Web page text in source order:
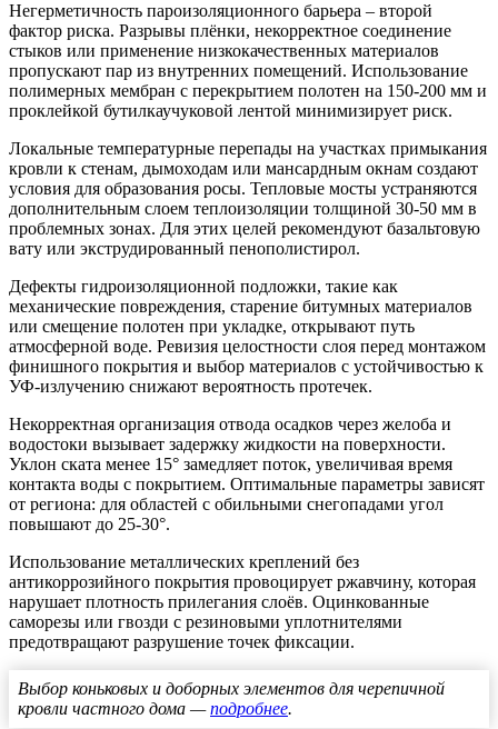
Негерметичность пароизоляционного барьера – второй
фактор риска. Разрывы плёнки, некорректное соединение
стыков или применение низкокачественных материалов
пропускают пар из внутренних помещений. Использование
полимерных мембран с перекрытием полотен на 150-200 мм и
проклейкой бутилкаучуковой лентой минимизирует риск.
Локальные температурные перепады на участках примыкания
кровли к стенам, дымоходам или мансардным окнам создают
условия для образования росы. Тепловые мосты устраняются
дополнительным слоем теплоизоляции толщиной 30-50 мм в
проблемных зонах. Для этих целей рекомендуют базальтовую
вату или экструдированный пенополистирол.
Дефекты гидроизоляционной подложки, такие как
механические повреждения, старение битумных материалов
или смещение полотен при укладке, открывают путь
атмосферной воде. Ревизия целостности слоя перед монтажом
финишного покрытия и выбор материалов с устойчивостью к
УФ-излучению снижают вероятность протечек.
Некорректная организация отвода осадков через желоба и
водостоки вызывает задержку жидкости на поверхности.
Уклон ската менее 15° замедляет поток, увеличивая время
контакта воды с покрытием. Оптимальные параметры зависят
от региона: для областей с обильными снегопадами угол
повышают до 25-30°.
Использование металлических креплений без
антикоррозийного покрытия провоцирует ржавчину, которая
нарушает плотность прилегания слоёв. Оцинкованные
саморезы или гвозди с резиновыми уплотнителями
предотвращают разрушение точек фиксации.
Выбор коньковых и доборных элементов для черепичной
кровли частного дома —подробнее.